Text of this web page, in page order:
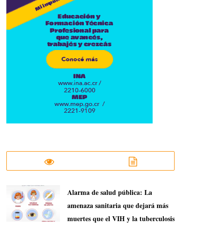
​Alarma de salud pública: La
amenaza sanitaria que dejará más
muertes que el VIH y la tuberculosis